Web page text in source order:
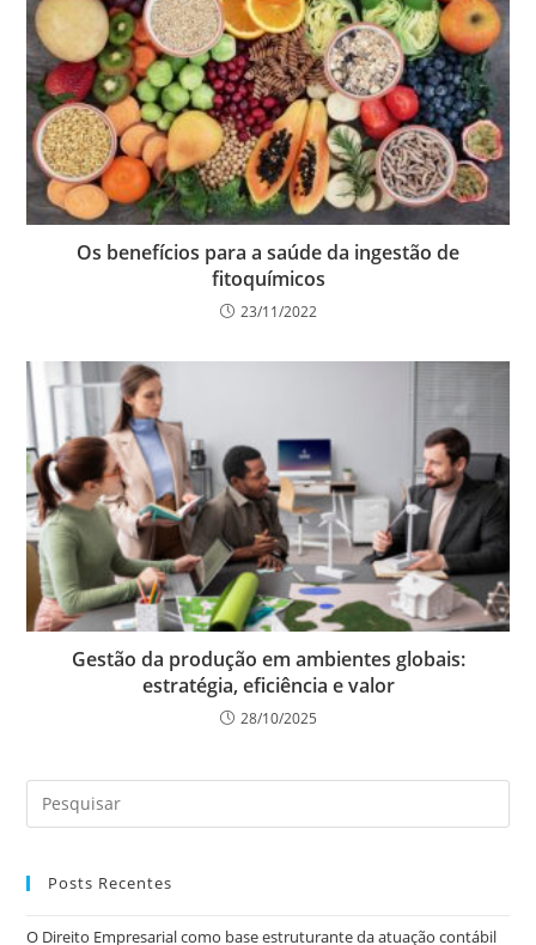
Os benefícios para a saúde da ingestão de
fitoquímicos
23/11/2022
Gestão da produção em ambientes globais:
estratégia, eficiência e valor
28/10/2025
Posts Recentes
O Direito Empresarial como base estruturante da atuação contábil